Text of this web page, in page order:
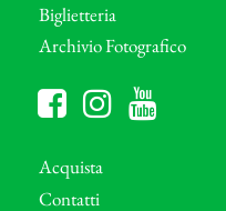
Biglietteria
Archivio Fotografico
Acquista
Contatti